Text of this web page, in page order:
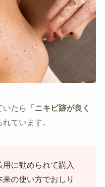
いたら
「ニキビ跡が良く
ています。
に勧められて購入
の使い方でおしり